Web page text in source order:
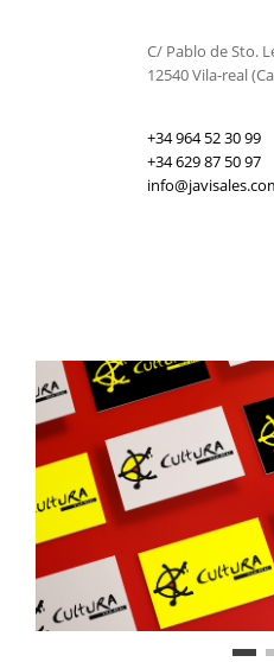
C/ Pablo de Sto.
12540 Vila-real
+34 964 52 30 99
+34 629 87 50 97